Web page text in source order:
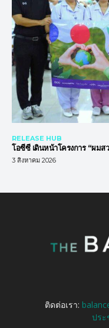
RELEASE HUB
โอซีซี เดินหน้าโครงการ “ผม
3 สิงหาคม 2026
ติดต่อเรา:
ปร